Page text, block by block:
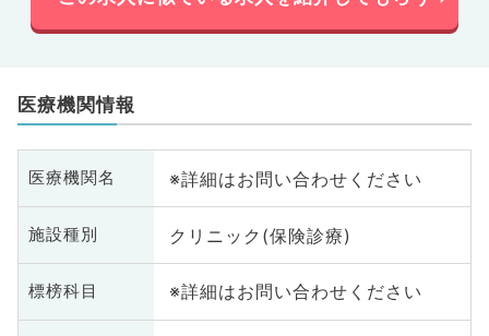
医療機関情報
医療機関名 ※詳細はお問い合わせください
施設種別 クリニック(保険診療)
標榜科目 ※詳細はお問い合わせください